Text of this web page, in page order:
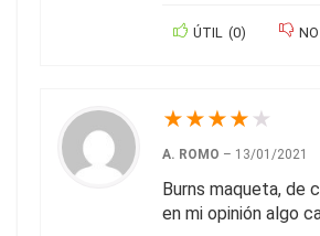
ÚTIL (0) NO
★★★★ ★
A. ROMO – 13/01/2021
Burns maqueta, de
en mi opinión algo